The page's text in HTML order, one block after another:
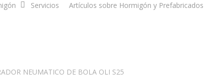
Servicios Artículos sobre Hormigón y Prefabricados
NEUMATICO DE BOLA OLI S25